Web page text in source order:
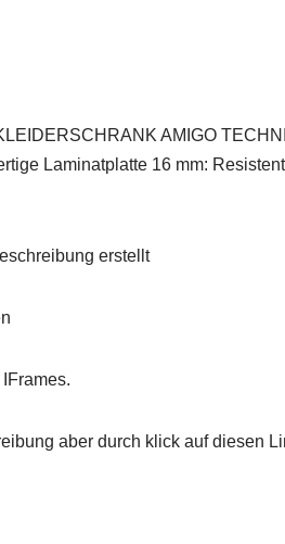
AMIGO
Laminatplatte 16 mm:
erstellt
aber durch klick auf diesen